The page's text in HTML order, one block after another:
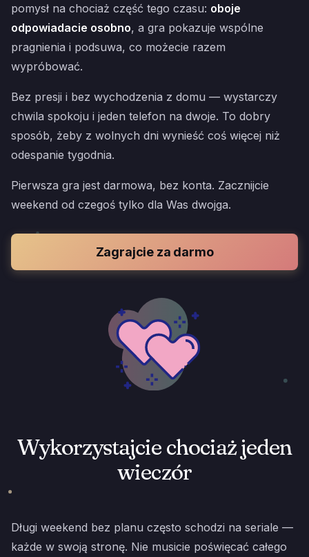
pomysł na chociaż część tego czasu: oboje
odpowiadacie osobno, a gra pokazuje wspólne
pragnienia i podsuwa, co możecie razem
wypróbować.
Bez presji i bez wychodzenia z domu — wystarczy
chwila spokoju i jeden telefon na dwoje. To dobry
sposób, żeby z wolnych dni wynieść coś więcej niż
odespanie tygodnia.
Pierwsza gra jest darmowa, bez konta. Zacznijcie
weekend od czegoś tylko dla Was dwojga.
Zagrajcie za darmo
Wykorzystajcie chociaż jeden
wieczór
Długi weekend bez planu często schodzi na seriale —
każde w swoją stronę. Nie musicie poświęcać całego